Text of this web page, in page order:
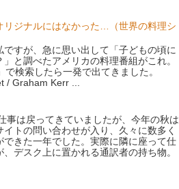
リジナルにはなかった…（世界の料理シ
すが、急に思い出して「子どもの頃に
と調べたアメリカの料理番組がこれ。
検索したら一発で出てきました。
/ Graham Kerr ...
は戻ってきていましたが、今年の秋は
トの問い合わせが入り、久々に数多く
きた一年でした。実際に隣に座って仕
デスク上に置かれる通訳者の持ち物。